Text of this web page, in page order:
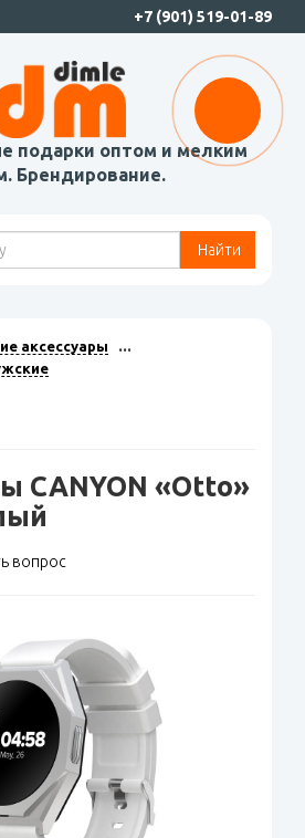
+7 (901) 519-01-89
подарки оптом и мелким
Брендирование.
Найти
аксессуары
CANYON «Otto»
вопрос